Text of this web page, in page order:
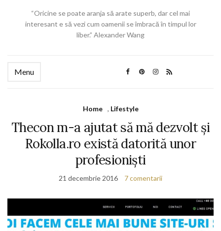
“Oricine se poate aranja să arate superb, dar cel mai
interesant e să vezi cum oamenii se îmbracă în timpul lor
liber.” Alexander Wang
Menu
Home , Lifestyle
Thecon m-a ajutat să mă dezvolt și
Rokolla.ro există datorită unor
profesioniști
21 decembrie 2016 7 comentarii